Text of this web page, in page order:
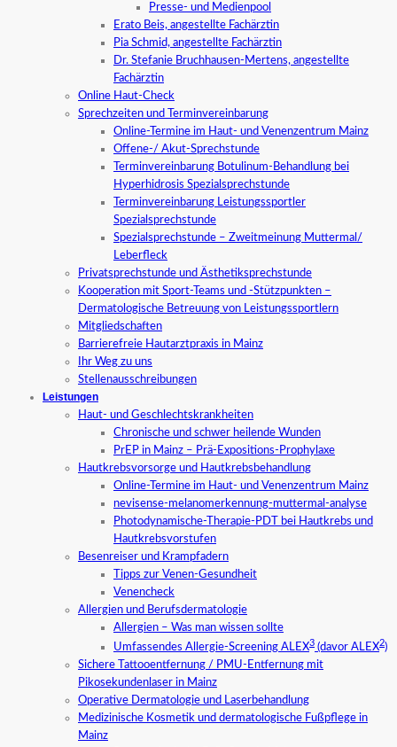
Presse- und Medienpool
Erato Beis, angestellte Fachärztin
Pia Schmid, angestellte Fachärztin
Dr. Stefanie Bruchhausen-Mertens, angestellte
Fachärztin
Online Haut-Check
Sprechzeiten und Terminvereinbarung
Online-Termine im Haut- und Venenzentrum Mainz
Offene-/ Akut-Sprechstunde
Terminvereinbarung Botulinum-Behandlung bei
Hyperhidrosis Spezialsprechstunde
Terminvereinbarung Leistungssportler
Spezialsprechstunde
Spezialsprechstunde – Zweitmeinung Muttermal/
Leberfleck
Privatsprechstunde und Ästhetiksprechstunde
Kooperation mit Sport-Teams und -Stützpunkten –
Dermatologische Betreuung von Leistungssportlern
Mitgliedschaften
Barrierefreie Hautarztpraxis in Mainz
Ihr Weg zu uns
Stellenausschreibungen
Leistungen
Haut- und Geschlechtskrankheiten
Chronische und schwer heilende Wunden
PrEP in Mainz – Prä-Expositions-Prophylaxe
Hautkrebsvorsorge und Hautkrebsbehandlung
Online-Termine im Haut- und Venenzentrum Mainz
nevisense-melanomerkennung-muttermal-analyse
Photodynamische-Therapie-PDT bei Hautkrebs und
Hautkrebsvorstufen
Besenreiser und Krampfadern
Tipps zur Venen-Gesundheit
Venencheck
Allergien und Berufsdermatologie
Allergien – Was man wissen sollte
Umfassendes Allergie-Screening ALEX3 (davor ALEX2)
Sichere Tattooentfernung / PMU-Entfernung mit
Pikosekundenlaser in Mainz
Operative Dermatologie und Laserbehandlung
Medizinische Kosmetik und dermatologische Fußpflege in
Mainz